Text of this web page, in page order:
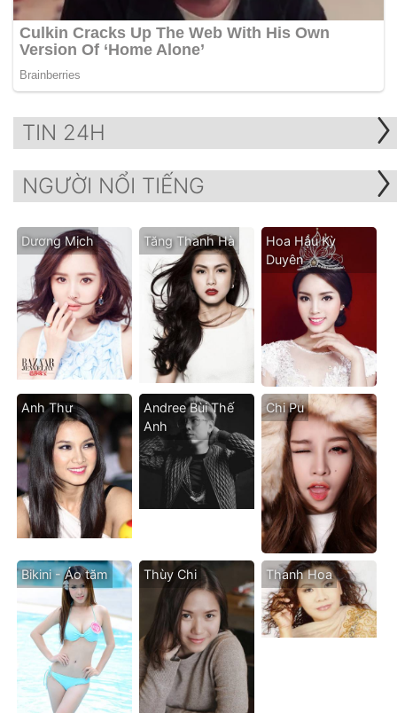
TIN 24H
NGƯỜI NỔI TIẾNG
Dương Mịch Tăng Thanh Hà
Hoa Hậu Kỳ
Duyên
Anh Thư
Andree Bùi Thế
Anh
Chi Pu
Bikini - Áo tăm Thùy Chi Thanh Hoa